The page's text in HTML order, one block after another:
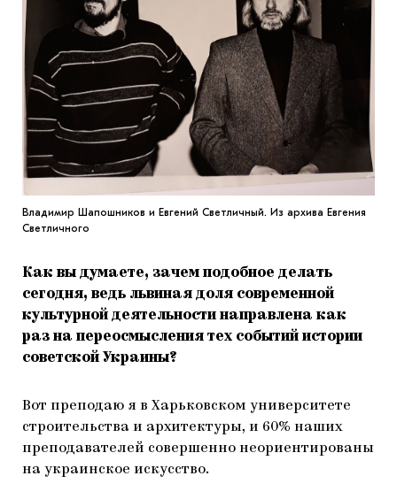
Владимир Шапошников и Евгений Светличный. Из архива Евгения
Светличного
Как вы думаете, зачем подобное делать
сегодня, ведь львиная доля современной
культурной деятельности направлена как
раз на переосмысления тех событий истории
советской Украины?
Вот преподаю я в Харьковском университете
строительства и архитектуры, и 60% наших
преподавателей совершенно неориентированы
на украинское искусство.